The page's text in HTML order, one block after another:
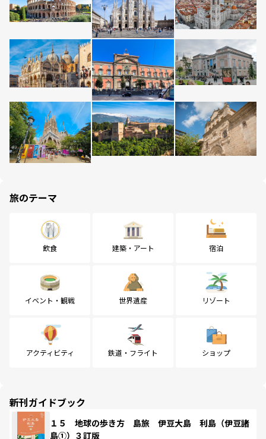
旅のテーマ
飲食 建築・アート 宿泊
イベント・観戦 世界遺産 リゾート
アクティビティ 鉄道・フライト ショップ
新刊ガイドブック
１５ 地球の歩き方 島旅 伊豆大島 利島（伊豆諸
島①）３訂版